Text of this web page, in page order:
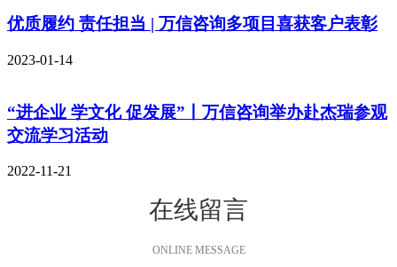
优质履约 责任担当 | 万信咨询多项目喜获客户表彰
2023-01-14
“进企业 学文化 促发展”丨万信咨询举办赴杰瑞参观
交流学习活动
2022-11-21
在线留言
ONLINE MESSAGE